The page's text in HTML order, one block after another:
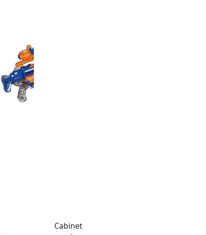
Cabinet